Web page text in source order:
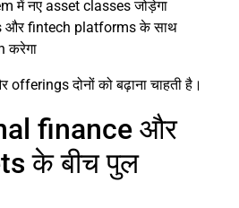
में नए asset classes जोड़ेगा
और fintech platforms के साथ
करेगा
दोनों को बढ़ाना चाहती है।
finance और
के बीच पुल